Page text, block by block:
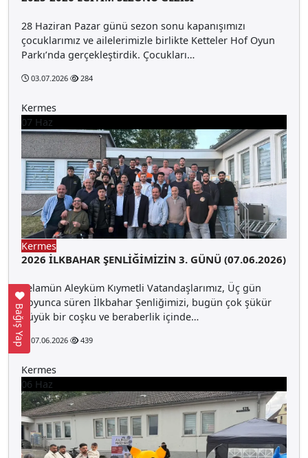
Bağış Yap
28 Haziran Pazar günü sezon sonu kapanışımızı
çocuklarımız ve ailelerimizle birlikte Ketteler Hof Oyun
Parkı’nda gerçekleştirdik. Çocukları…
03.07.2026 284
Kermes
07 Haz
Kermes
2026 İLKBAHAR ŞENLİĞİMİZİN 3. GÜNÜ (07.06.2026)
Selamün Aleyküm Kıymetli Vatandaşlarımız, Üç gün
boyunca süren İlkbahar Şenliğimizi, bugün çok şükür
büyük bir coşku ve beraberlik içinde…
07.06.2026 439
Kermes
06 Haz